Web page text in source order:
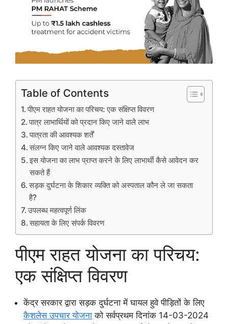
Table of Contents
पीएम राहत योजना का परिचय: एक संक्षिप्त विवरण
पात्र लाभार्थियों को प्रदान किए जाने वाले लाभ
पात्रता की आवश्यक शर्तें
संलग्न किए जाने वाले आवश्यक दस्तावेज
इस योजना का लाभ प्राप्त करने के लिए लाभार्थी कैसे आवेदन कर
सकते हैं
सड़क दुर्घटना के शिकार व्यक्ति को अस्पताल कौन ले जा सकता
है?
उपलब्ध महत्वपूर्ण लिंक
सहायता के लिए संपर्क विवरण
पीएम राहत योजना का परिचय:
एक संक्षिप्त विवरण
केंद्र सरकार द्वारा सड़क दुर्घटना में घायल हुवे पीड़ितों के लिए
कैशलेस उपचार योजना को सर्वप्रथम दिनांक 14-03-2024